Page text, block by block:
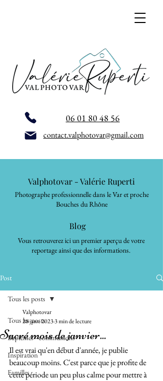
06 01 80 48 56
contact.valphotovar@gmail.com
Valphotovar - Valérie Ruperti
Photographe professionnelle dans le Var et proche
Bouches du Rhône
Blog
Vous retrouverez ici un premier aperçu de votre
reportage ainsi que des informations.
Post
Tous les posts
Baptêmes - communions
Inspiration
Familles
Tous les posts
Sacré mois de janvier...
Valphotovar
28 janv. 20233 min de lecture
Il est vrai qu'en début d'année, je publie
beaucoup moins. C'est parce que je profite de
cette période un peu plus calme pour mettre à